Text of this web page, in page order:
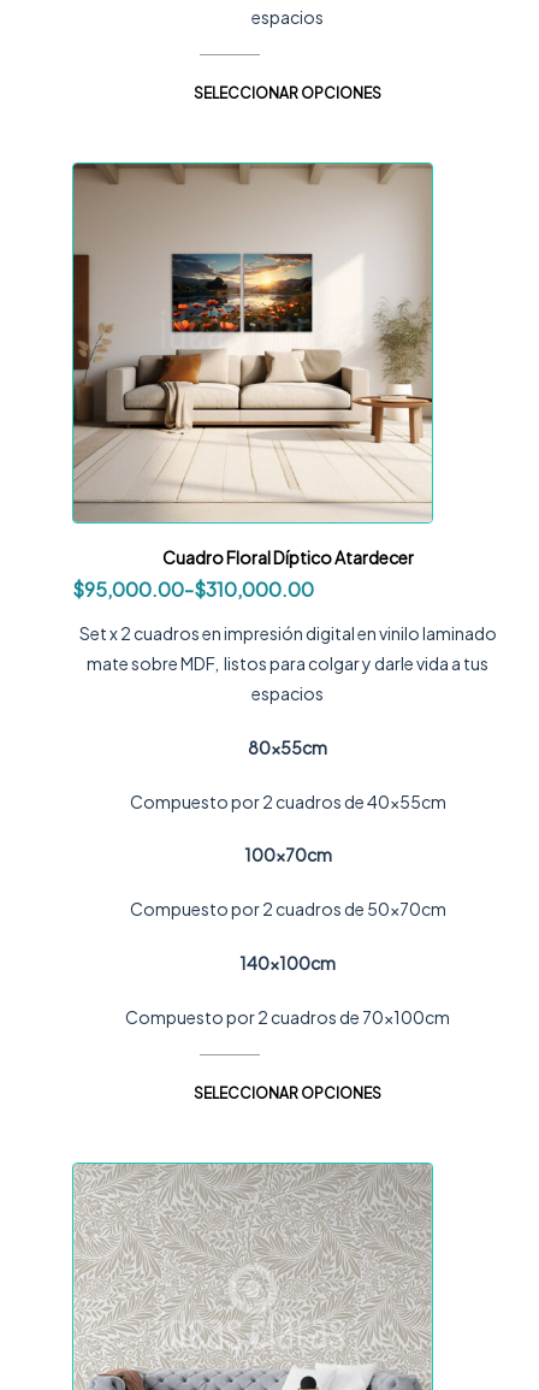
espacios
SELECCIONAR OPCIONES
Cuadro Floral Díptico Atardecer
$95,000.00-$310,000.00
Set x 2 cuadros en impresión digital en vinilo laminado
mate sobre MDF, listos para colgar y darle vida a tus
espacios
80x55cm
Compuesto por 2 cuadros de 40x55cm
100x70cm
Compuesto por 2 cuadros de 50x70cm
140x100cm
Compuesto por 2 cuadros de 70x100cm
SELECCIONAR OPCIONES